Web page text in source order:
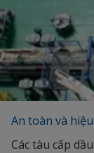
An toàn và
Các tàu cấp